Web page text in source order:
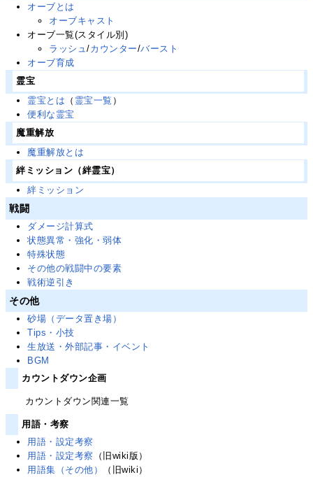
オーブとは
オーブキャスト
オーブ一覧(スタイル別)
ラッシュ/カウンター/バースト
オーブ育成
霊宝
霊宝とは （ 霊宝一覧 ）
便利な霊宝
魔重解放
魔重解放とは
絆ミッション（絆霊宝）
絆ミッション
戦闘
ダメージ計算式
状態異常・強化・弱体
特殊状態
その他の戦闘中の要素
戦術逆引き
その他
砂場（データ置き場）
Tips・小技
生放送・外部記事・イベント
BGM
カウントダウン企画
カウントダウン関連一覧
用語・考察
用語・設定考察
用語・設定考察
（旧wiki版）
用語集（その他）
（旧wiki）